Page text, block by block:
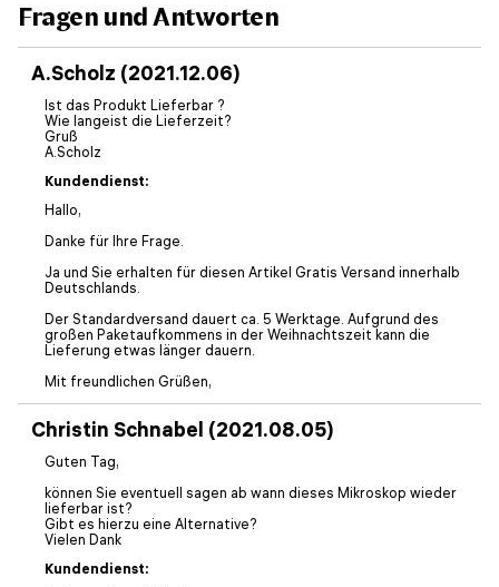
Fragen und Antworten
A.Scholz (2021.12.06)
Ist das Produkt Lieferbar ?
Wie langeist die Lieferzeit?
Gruß
A.Scholz
Kundendienst:
Hallo,
Danke für Ihre Frage.
Ja und Sie erhalten für diesen Artikel Gratis Versand innerhalb
Deutschlands.
Der Standardversand dauert ca. 5 Werktage. Aufgrund des
großen Paketaufkommens in der Weihnachtszeit kann die
Lieferung etwas länger dauern.
Mit freundlichen Grüßen,
Christin Schnabel (2021.08.05)
Guten Tag,
können Sie eventuell sagen ab wann dieses Mikroskop wieder
lieferbar ist?
Gibt es hierzu eine Alternative?
Vielen Dank
Kundendienst: